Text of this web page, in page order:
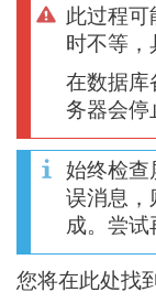
此过程
时不等，
在数据库
务器会停
始终检查
误消息，
成。尝
您将在此处找